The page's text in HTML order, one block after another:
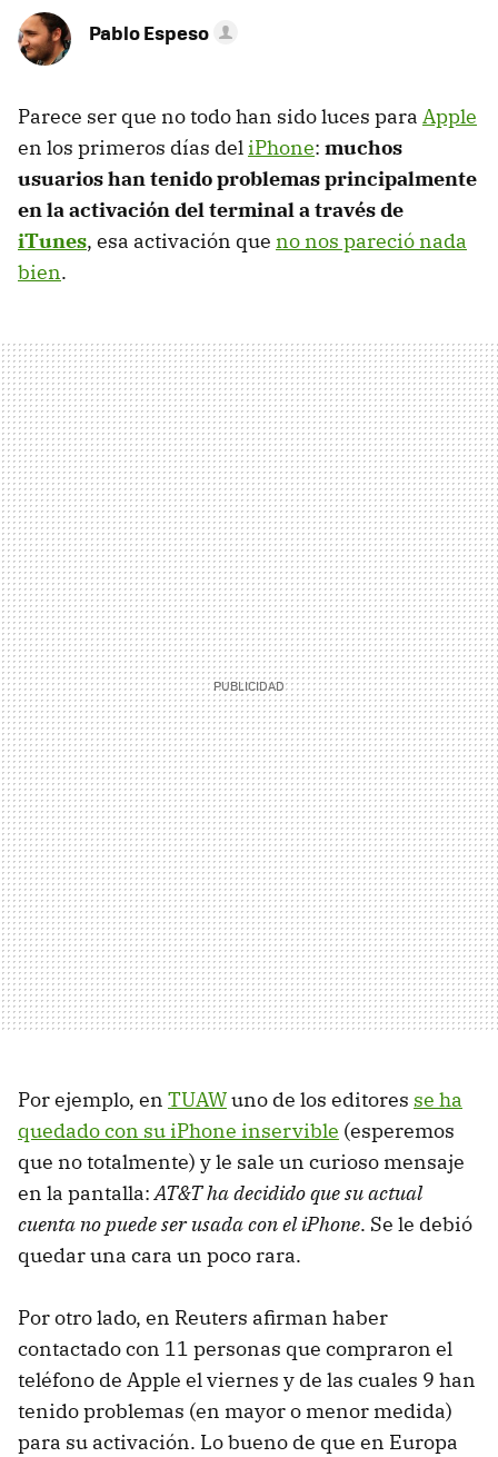
Pablo Espeso
Parece ser que no todo han sido luces para Apple
en los primeros días deliPhone: muchos
usuarios han tenido problemas principalmente
en la activación del terminal a través de
iTunes, esa activación que no nos pareció nada
bien.
Por ejemplo, en TUAWuno de los editores se ha
quedado con su iPhone inservible (esperemos
que no totalmente) y le sale un curioso mensaje
en la pantalla:AT&T ha decidido que su actual
cuenta no puede ser usada con el iPhone. Se le debió
quedar una cara un poco rara.
Por otro lado, en Reuters afirman haber
contactado con 11 personas que compraron el
teléfono de Apple el viernes y de las cuales 9 han
tenido problemas (en mayor o menor medida)
para su activación. Lo bueno de que en Europa